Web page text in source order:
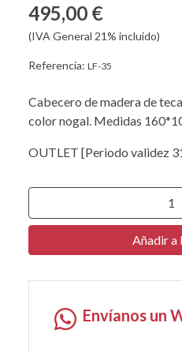
495,00 €
(IVA General 21% incluido)
Referencia: LF-35
Cabecero de madera de
color nogal. Medidas
OUTLET [Periodo validez
Añadir a
Envíanos un